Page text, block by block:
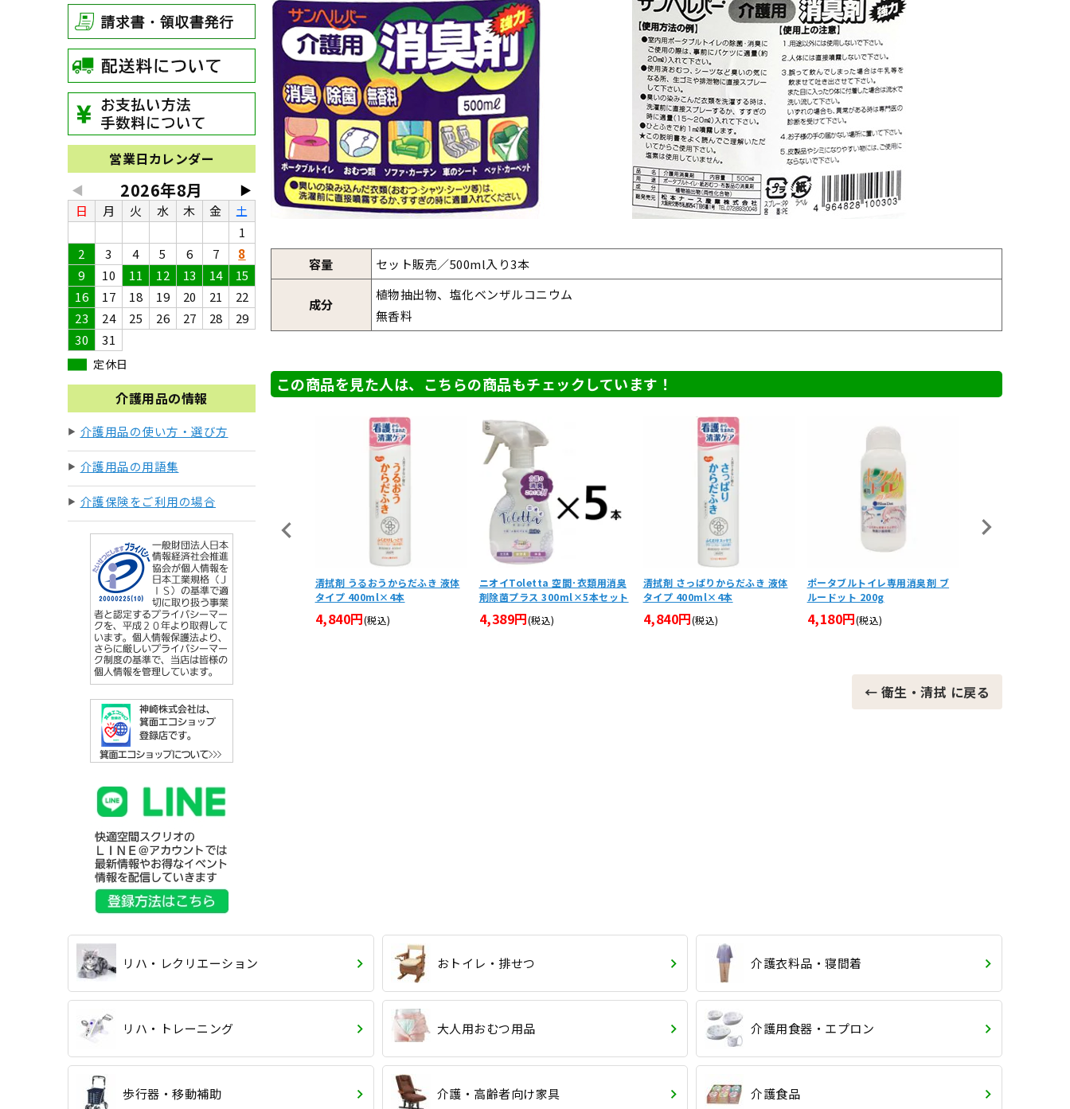
営業日カレンダー
◀ ▶
2026年8月
日 月 火 水 木 金
土
1
2
3 4 5 6 7
8
9
10 11 12 13 14
15
16
17 18 19 20 21
22
23
24 25 26 27 28
29
30
31
定休日
介護用品の情報
介護用品の使い方・選び方
介護用品の用語集
介護保険をご利用の場合
容量 セット販売／500ml入り3本
成分
植物抽出物、塩化ベンザルコニウム
無香料
この商品を見た人は、こちらの商品もチェックしています！
モニア等消臭スプレー 500
安寿ポータブルトイレ用消臭剤フ
ォームタイプ 5本セット
7,700円(税込)
清拭剤 うるおうからだふき 液体
タイプ 400ml×4本
4,840円(税込)
ニオイToletta 空間･衣類用消臭
剤除菌プラス 300ml×5本セット
4,389円(税込)
清拭剤 さっぱりからだふき 液体
タイプ 400ml×4本
4,840円(税込)
ポータブルトイレ専用消臭剤 ブ
ルードット 200g
4,180円(税込)
← 衛生・清拭 に戻る
リハ・レクリエーション おトイレ・排せつ 介護衣料品・寝間着
リハ・トレーニング 大人用おむつ用品 介護用食器・エプロン
歩行器・移動補助 介護・高齢者向け家具 介護食品